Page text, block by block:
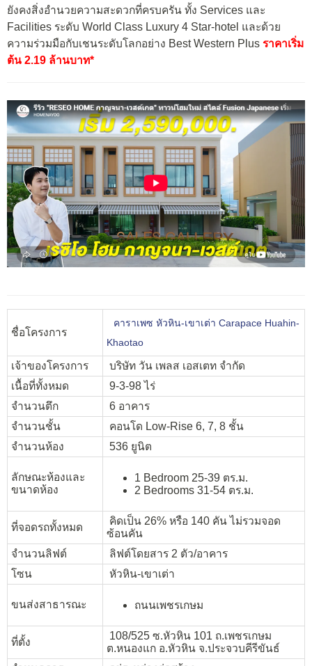
ยังคงสิ่งอำนวยความสะดวกที่ครบครัน ทั้ง Services และ
Facilities ระดับ World Class Luxury 4 Star-hotel และด้วย
ความร่วมมือกับเชนระดับโลกอย่าง Best Western Plus ราคาเริ่ม
ต้น 2.19 ล้านบาท*
ชื่อโครงการ
คาราเพซ หัวหิน-เขาเต่า Carapace Huahin-
Khaotao
เจ้าของโครงการ
บริษัท วัน เพลส เอสเตท จำกัด
เนื้อที่ทั้งหมด
9-3-98 ไร่
จำนวนตึก
6 อาคาร
จำนวนชั้น
คอนโด Low-Rise 6, 7, 8 ชั้น
จำนวนห้อง
536 ยูนิต
ลักษณะห้องและ
ขนาดห้อง
1 Bedroom 25-39 ตร.ม.
2 Bedrooms 31-54 ตร.ม.
ที่จอดรถทั้งหมด
คิดเป็น 26% หรือ 140 คัน ไม่รวมจอด
ซ้อนคัน
จำนวนลิฟต์
ลิฟต์โดยสาร 2 ตัว/อาคาร
โซน
หัวหิน-เขาเต่า
ขนส่งสาธารณะ ถนนเพชรเกษม
ที่ตั้ง
108/525 ซ.หัวหิน 101 ถ.เพชรเกษม
ต.หนองแก อ.หัวหิน จ.ประจวบคีรีขันธ์